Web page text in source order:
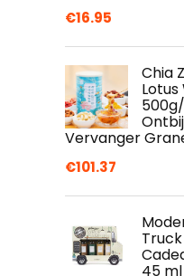
€16.95
Chia
Vervanger
€101.37
45 ml